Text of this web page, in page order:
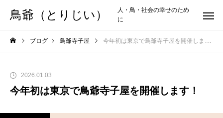
鳥爺（とりじい）
人・鳥・社会の幸せのため
に
ブログ 鳥爺寺子屋 今年初は東京で鳥爺寺子屋を開催します！
2026.01.03
今年初は東京で鳥爺寺子屋を開催します！